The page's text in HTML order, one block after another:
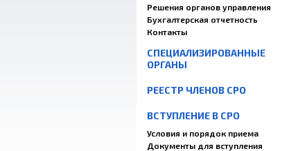
Решения органов управления
Бухгалтерская отчетность
Контакты
СПЕЦИАЛИЗИРОВАННЫЕ
ОРГАНЫ
РЕЕСТР ЧЛЕНОВ СРО
ВСТУПЛЕНИЕ В СРО
Условия и порядок приема
Документы для вступления